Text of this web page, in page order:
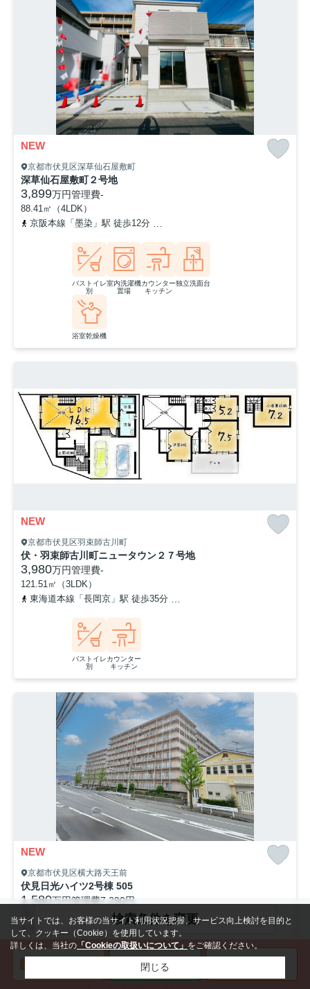
NEW
京都市伏見区深草仙石屋敷町
深草仙石屋敷町２号地
3,899万円管理費-
88.41㎡（4LDK）
京阪本線「墨染」駅 徒歩12分
バストイレ
別
室内洗濯機
置場
カウンター
キッチン
独立洗面台
浴室乾燥機
NEW
京都市伏見区羽束師古川町
伏・羽束師古川町ニュータウン２７号地
3,980万円管理費-
121.51㎡（3LDK）
東海道本線「長岡京」駅 徒歩35分
バストイレ
別
カウンター
キッチン
NEW
京都市伏見区横大路天王前
伏見日光ハイツ2号棟 505
1,580万円管理費7,290円
79.25㎡（4LDK）
京阪本線「中書島」駅 徒歩25分
京阪本線「淀」駅 徒歩41分
検索条件を変更
当サイトでは、お客様の当サイト利用状況把握、サービス向上検討を目的と
して、クッキー（Cookie）を使用しています。
詳しくは、当社の 「Cookieの取扱いについて」をご確認ください。
閉じる